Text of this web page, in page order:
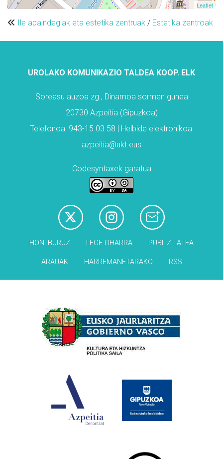
Leaflet
Ile apaindegiak eta estetika zentruak / Estetika zentroak
UROLAKO KOMUNIKAZIO TALDEA KOOP. ELK
Soreasu auzoa zg., Dinamoa sormen gunea
20730 Azpeitia (Gipuzkoa)
Telefonoa: 943-15 03 58 | Helbide elektronikoa:
azpeitia@ukt.eus
Codesyntaxek garatua
HONI BURUZ LEGE OHARRA PUBLIZITATEA
ARAUAK HARREMANETARAKO RSS